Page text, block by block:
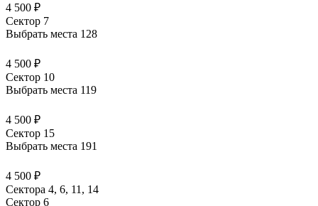
4 500 ₽
Сектор 7
Выбрать места 128
4 500 ₽
Сектор 10
Выбрать места 119
4 500 ₽
Сектор 15
Выбрать места 191
4 500 ₽
Сектора 4, 6, 11, 14
Сектор 6